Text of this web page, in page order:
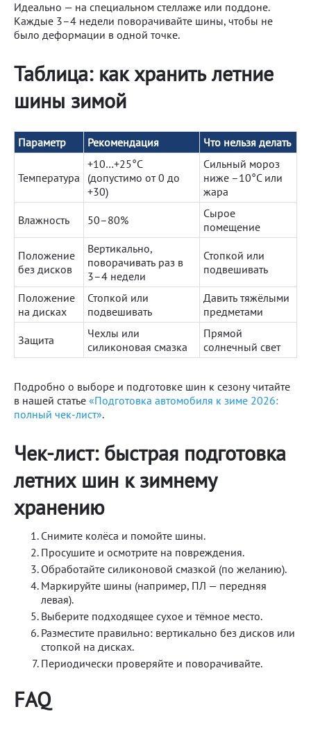
Идеально — на специальном стеллаже или поддоне.
Каждые 3–4 недели поворачивайте шины, чтобы не
было деформации в одной точке.
Таблица: как хранить летние
шины зимой
Параметр Рекомендация Что нельзя делать
Температура
+10…+25°C
(допустимо от 0 до
+30)
Сильный мороз
ниже –10°C или
жара
Влажность 50–80%
Сырое
помещение
Положение
без дисков
Вертикально,
поворачивать раз в
3–4 недели
Стопкой или
подвешивать
Положение
на дисках
Стопкой или
подвешивать
Давить тяжёлыми
предметами
Защита
Чехлы или
силиконовая смазка
Прямой
солнечный свет
Подробно о выборе и подготовке шин к сезону читайте
в нашей статье «Подготовка автомобиля к зиме 2026:
полный чек-лист».
Чек-лист: быстрая подготовка
летних шин к зимнему
хранению
Снимите колёса и помойте шины.
Просушите и осмотрите на повреждения.
Обработайте силиконовой смазкой (по желанию).
Маркируйте шины (например, ПЛ — передняя
левая).
Выберите подходящее сухое и тёмное место.
Разместите правильно: вертикально без дисков или
стопкой на дисках.
Периодически проверяйте и поворачивайте.
FAQ